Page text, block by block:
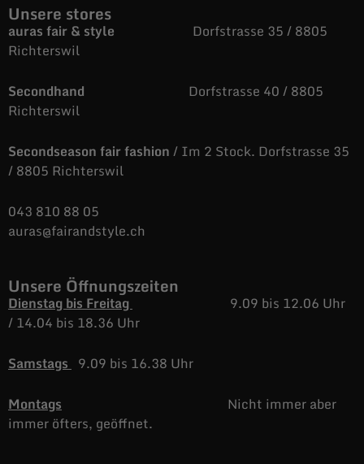
Unsere stores
auras fair & style Dorfstrasse 35 / 8805
Richterswil
Secondhand Dorfstrasse 40 / 8805
Richterswil
Secondseason fair fashion/ Im 2 Stock. Dorfstrasse 35
/ 8805 Richterswil
043 810 88 05
auras@fairandstyle.ch
Unsere Öffnungszeiten
Dienstag bis Freitag
9.09 bis 12.06 Uhr
/14.04 bis 18.36 Uhr
Samstags 9.09 bis 16.38 Uhr
Montags
Nicht immer aber
immer öfters, geöffnet.